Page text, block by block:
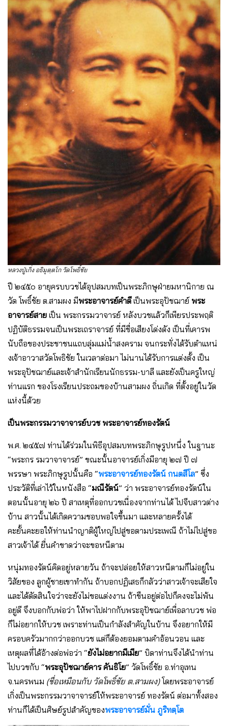
หลวงปู่เกิ่ง อธิมุตฺตโก วัดโพธิ์ชัย
ปี ๒๔๕๐ อายุครบบวชได้อุปสมบทเป็นพระภิกษุฝ่ายมหานิกาย ณ
วัด โพธิ์ชัย ต.สามผง มีพระอาจารย์คําดีเป็นพระอุปัชฌาย์ พระ
อาจารย์สาย เป็น พระกรรมวาจารย์ หลังบวชแล้วก็เพียรประพฤติ
ปฏิบัติธรรมจนเป็นพระเถราจารย์ ที่มีชื่อเสียงโด่งดัง เป็นที่เคารพ
นับถือของประชาชนแถบลุ่มแม่น้ําสงคราม จนกระทั่งได้รับตําแหน่
งเจ้าอาวาสวัดโพธิชัย ในเวลาต่อมา ไม่นานได้รับการแต่งตั้ง เป็น
พระอุปัชฌาย์และเจ้าสํานักเรียนนักธรรม-บาลี และยังเป็นครูใหญ่
ท่านแรก ของโรงเรียนประถมของบ้านสามผง ถิ่นเกิด ที่ตั้งอยู่ในวัด
แห่งนี้ด้วย
เป็นพระกรรมวาจาจารย์บวช พระอาจารย์ทองรัตน์
พ.ศ. ๒๔๕๗ ท่านได้ร่วมในพิธีอุปสมบทพระภิกษุรูปหนึ่ง ในฐานะ
“พระกร รมวาจาจารย์” ขณะนั้นอาจารย์เกิ่งมีอายุ ๒๗ ปี ๗
พรรษา พระภิกษุรูปนั้นคือ “พระอาจารย์ทองรัตน์ กนตสีโล” ซึ่ง
ประวัติที่เล่าไว้ในหนังสือ “มณีรัตน์” ว่า พระอาจารย์ทองรัตน์ใน
ตอนนั้นอายุ ๒๖ ปี สาเหตุที่ออกบวชเนื่องจากท่านได้ ไปจีบสาวต่าง
บ้าน สาวนั้นได้เกิดความชอบพอใจขึ้นมา และหลายครั้งได้
คะยั้นคะยอให้ท่านนําญาติผู้ใหญ่ไปสู่ขอตามประเพณี ถ้าไม่ไปสู่ขอ
สาวเจ้าได้ ยื่นคําขาดว่าจะขอหนีตาม
หนุ่มทองรัตน์คิดอยู่หลายวัน ถ้าจะปล่อยให้สาวหนีตามก็ไม่อยู่ใน
วิสัยของ ลูกผู้ชายเขาทํากัน ถ้าบอกปฏิเสธก็กลัวว่าสาวเจ้าจะเสียใจ
และได้ตัดสินใจว่าจะยังไม่ขอแต่งงาน ถ้าขืนอยู่ต่อไปก็คงจะไม่พ้น
อยู่ดี จึงบอกกับพ่อว่า ให้พาไปฝากกับพระอุปัชฌาย์เพื่อลาบวช พ่อ
ก็ไม่อยากให้บวช เพราะท่านเป็นกําลังสําคัญในบ้าน จึงอยากให้มี
ครอบครัวมากกว่าออกบวช แต่ก็ต้องยอมตามคําอ้อนวอน และ
เหตุผลที่ได้อ้างต่อพ่อว่า “ยังไม่อยากมีเมีย” บิดาท่านจึงได้นําท่าน
ไปบวชกับ “พระอุปัชฌาย์คาร คันธิโย” วัดโพธิ์ชัย อ.ท่าอุเทน
จ.นครพนม (ชื่อเหมือนกับ วัดโพธิ์ชัย ต.สามผง)โดยพระอาจารย์
เกิ่งเป็นพระกรรมวาจาจารย์ให้พระอาจารย์ ทองรัตน์ ต่อมาทั้งสอง
ท่านก็ได้เป็นศิษย์รูปสําคัญของพระอาจารย์มั่น ภูริทตฺโต